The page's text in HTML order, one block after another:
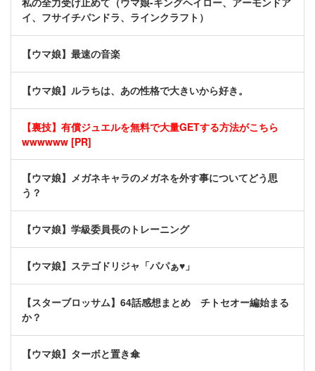
イ、フサイチパンドラ、ラインクラフト）
【ウマ娘】最速の音楽
【ウマ娘】ルラちは、あの性格で大きいから好き。
【裏技】有償ジュエルを無料で大量GETする方法がこちら
wwwwww [PR]
【ウマ娘】メガネキャラのメガネを外す事についてどう思
う？
【ウマ娘】学級委員長のトレーニング
【ウマ娘】ステゴドリジャ「パパぁ♥」
【スターブロッサム】64話感想まとめ チトセオー編始まる
か？
【ウマ娘】ターボと置き傘